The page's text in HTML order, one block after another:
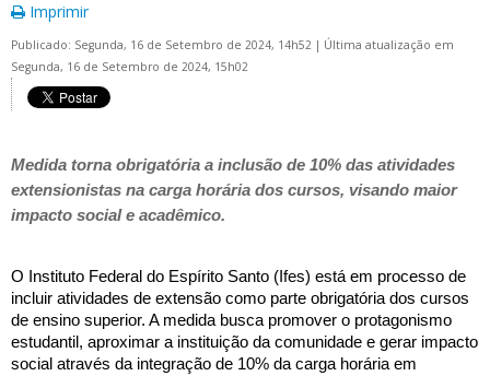
Imprimir
Publicado: Segunda, 16 de Setembro de 2024, 14h52 | Última atualização em
Segunda, 16 de Setembro de 2024, 15h02
Medida torna obrigatória a inclusão de 10% das atividades
extensionistas na carga horária dos cursos, visando maior
impacto social e acadêmico.
O Instituto Federal do Espírito Santo (Ifes) está em processo de
incluir atividades de extensão como parte obrigatória dos cursos
de ensino superior. A medida busca promover o protagonismo
estudantil, aproximar a instituição da comunidade e gerar impacto
social através da integração de 10% da carga horária em